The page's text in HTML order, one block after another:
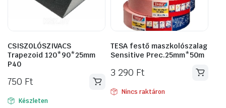
CSISZOLÓSZIVACS
Trapezoid 120*90*25mm
P40
750 Ft
Készleten
TESA festő maszkolószalag
Sensitive Prec.25mm*50m
3 290 Ft
Nincs raktáron